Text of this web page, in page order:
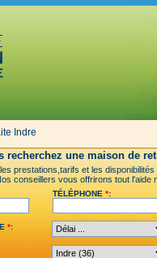
Indre
recherchez une maison de
prestations,tarifs et les
conseillers vous offrirons tout
TÉLÉPHONE *:
*: